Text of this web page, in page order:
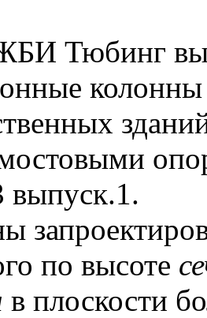
Тюбинг
выпуск.1.
по высоте
в плоскости